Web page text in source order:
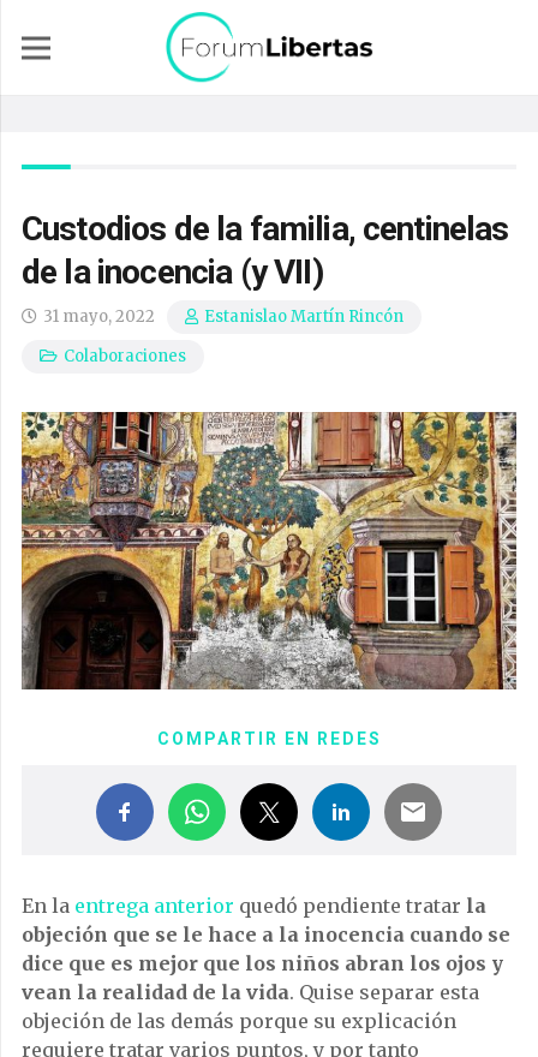
Custodios de la familia, centinelas
de la inocencia (y VII)
31 mayo, 2022
Estanislao Martín Rincón
Colaboraciones
COMPARTIR EN REDES
En la entrega anterior quedó pendiente tratar la
objeción que se le hace a la inocencia cuando se
dice que es mejor que los niños abran los ojos y
vean la realidad de la vida. Quise separar esta
objeción de las demás porque su explicación
requiere tratar varios puntos, y por tanto